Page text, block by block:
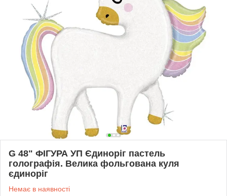
G 48" ФІГУРА УП Єдиноріг пастель
голографія. Велика фольгована куля
єдиноріг
Немає в наявності